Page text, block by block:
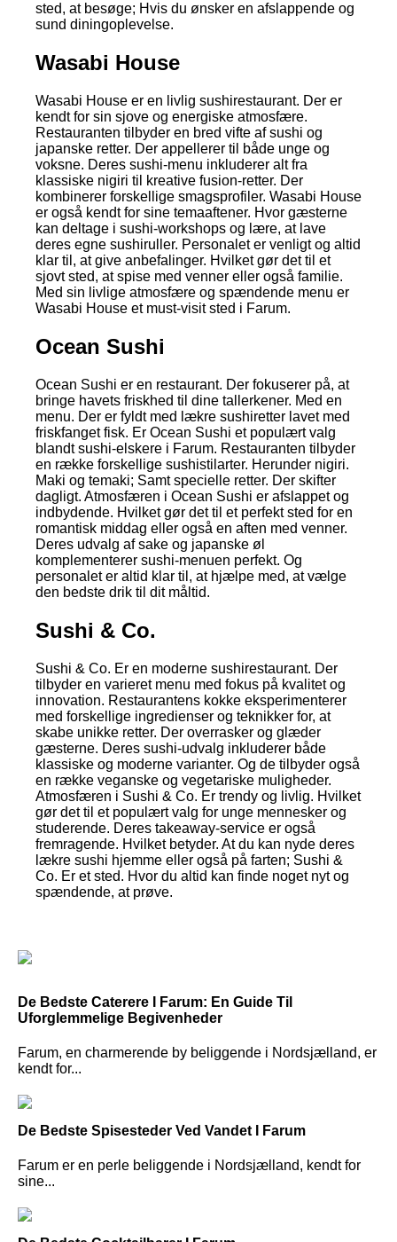
sted, at besøge; Hvis du ønsker en afslappende og
sund diningoplevelse.
Wasabi House
Wasabi House er en livlig sushirestaurant. Der er
kendt for sin sjove og energiske atmosfære.
Restauranten tilbyder en bred vifte af sushi og
japanske retter. Der appellerer til både unge og
voksne. Deres sushi-menu inkluderer alt fra
klassiske nigiri til kreative fusion-retter. Der
kombinerer forskellige smagsprofiler. Wasabi House
er også kendt for sine temaaftener. Hvor gæsterne
kan deltage i sushi-workshops og lære, at lave
deres egne sushiruller. Personalet er venligt og altid
klar til, at give anbefalinger. Hvilket gør det til et
sjovt sted, at spise med venner eller også familie.
Med sin livlige atmosfære og spændende menu er
Wasabi House et must-visit sted i Farum.
Ocean Sushi
Ocean Sushi er en restaurant. Der fokuserer på, at
bringe havets friskhed til dine tallerkener. Med en
menu. Der er fyldt med lækre sushiretter lavet med
friskfanget fisk. Er Ocean Sushi et populært valg
blandt sushi-elskere i Farum. Restauranten tilbyder
en række forskellige sushistilarter. Herunder nigiri.
Maki og temaki; Samt specielle retter. Der skifter
dagligt. Atmosfæren i Ocean Sushi er afslappet og
indbydende. Hvilket gør det til et perfekt sted for en
romantisk middag eller også en aften med venner.
Deres udvalg af sake og japanske øl
komplementerer sushi-menuen perfekt. Og
personalet er altid klar til, at hjælpe med, at vælge
den bedste drik til dit måltid.
Sushi & Co.
Sushi & Co. Er en moderne sushirestaurant. Der
tilbyder en varieret menu med fokus på kvalitet og
innovation. Restaurantens kokke eksperimenterer
med forskellige ingredienser og teknikker for, at
skabe unikke retter. Der overrasker og glæder
gæsterne. Deres sushi-udvalg inkluderer både
klassiske og moderne varianter. Og de tilbyder også
en række veganske og vegetariske muligheder.
Atmosfæren i Sushi & Co. Er trendy og livlig. Hvilket
gør det til et populært valg for unge mennesker og
studerende. Deres takeaway-service er også
fremragende. Hvilket betyder. At du kan nyde deres
lækre sushi hjemme eller også på farten; Sushi &
Co. Er et sted. Hvor du altid kan finde noget nyt og
spændende, at prøve.
De Bedste Caterere I Farum: En Guide Til
Uforglemmelige Begivenheder
Farum, en charmerende by beliggende i Nordsjælland, er
kendt for...
De Bedste Spisesteder Ved Vandet I Farum
Farum er en perle beliggende i Nordsjælland, kendt for
sine...